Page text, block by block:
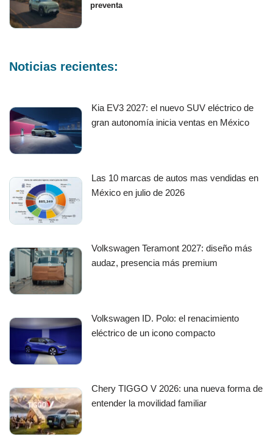
preventa
Noticias recientes:
Kia EV3 2027: el nuevo SUV eléctrico de
gran autonomía inicia ventas en México
Las 10 marcas de autos mas vendidas en
México en julio de 2026
Volkswagen Teramont 2027: diseño más
audaz, presencia más premium
Volkswagen ID. Polo: el renacimiento
eléctrico de un icono compacto
Chery TIGGO V 2026: una nueva forma de
entender la movilidad familiar